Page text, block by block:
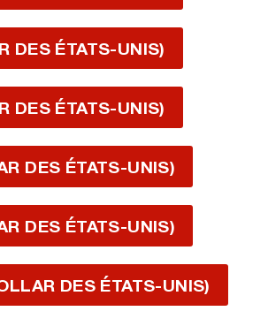
DES ÉTATS-UNIS)
DES ÉTATS-UNIS)
DES ÉTATS-UNIS)
DES ÉTATS-UNIS)
DES ÉTATS-UNIS)